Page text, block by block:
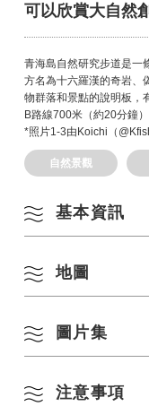
可以欣賞大自然
青海島自然研究步道是一
方名為十六羅漢的奇岩、
物群落和景點的說明板，
B路線700米（約20分鐘）
*照片1-3由Koichi（
自然景觀
基本資訊
地址 地圖
圖片集
■攝影：Koichi（
注意事項